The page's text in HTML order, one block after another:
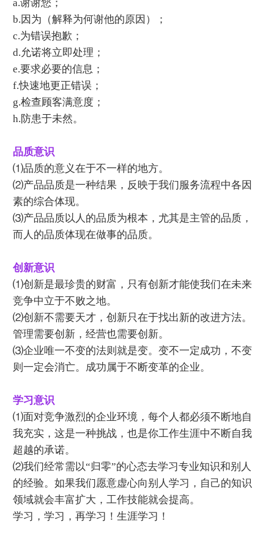
a.谢谢您；
b.因为（解释为何谢他的原因）；
c.为错误抱歉；
d.允诺将立即处理；
e.要求必要的信息；
f.快速地更正错误；
g.检查顾客满意度；
h.防患于未然。
品质意识
⑴品质的意义在于不一样的地方。
⑵产品品质是一种结果，反映于我们服务流程中各因
素的综合体现。
⑶产品品质以人的品质为根本，尤其是主管的品质，
而人的品质体现在做事的品质。
创新意识
⑴创新是最珍贵的财富，只有创新才能使我们在未来
竞争中立于不败之地。
⑵创新不需要天才，创新只在于找出新的改进方法。
管理需要创新，经营也需要创新。
⑶企业唯一不变的法则就是变。变不一定成功，不变
则一定会消亡。成功属于不断变革的企业。
学习意识
⑴面对竞争激烈的企业环境，每个人都必须不断地自
我充实，这是一种挑战，也是你工作生涯中不断自我
超越的承诺。
⑵我们经常需以“归零”的心态去学习专业知识和别人
的经验。如果我们愿意虚心向别人学习，自己的知识
领域就会丰富扩大，工作技能就会提高。
学习，学习，再学习！生涯学习！